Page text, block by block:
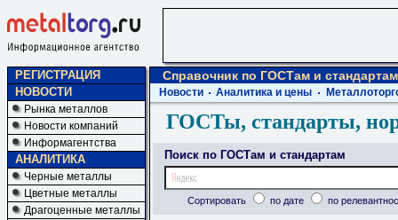
РЕГИСТРАЦИЯ
НОВОСТИ
Рынка металлов
Новости компаний
Информагентства
АНАЛИТИКА
Черные металлы
Цветные металлы
Драгоценные металлы
Справочник по ГОСТам и стандартам
Новости Аналитика и цены
ГОСТы, стандарты,
Поиск по ГОСТам и стандартам
Сортировать по дате по